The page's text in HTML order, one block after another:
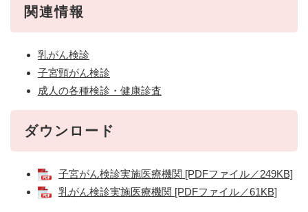
関連情報
乳がん検診
子宮頸がん検診
成人の各種検診・健康診査
ダウンロード
子宮がん検診実施医療機関 [PDFファイル／249KB]
乳がん検診実施医療機関 [PDFファイル／61KB]